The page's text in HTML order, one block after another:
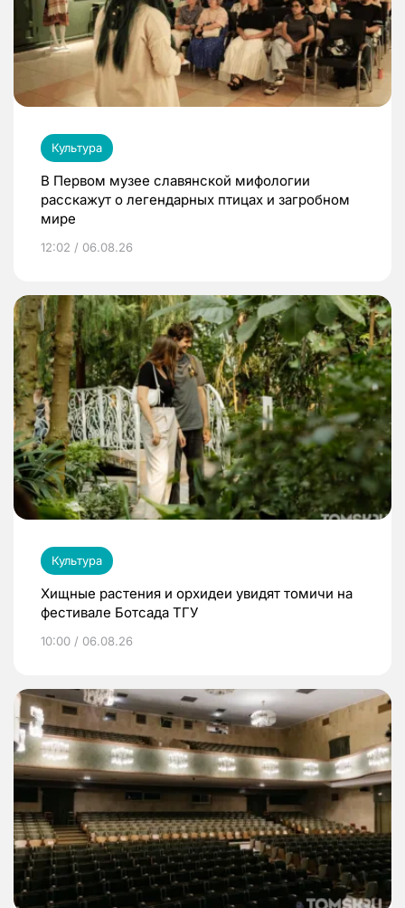
Культура
В Первом музее славянской мифологии
расскажут о легендарных птицах и загробном
мире
12:02 / 06.08.26
Культура
Хищные растения и орхидеи увидят томичи на
фестивале Ботсада ТГУ
10:00 / 06.08.26